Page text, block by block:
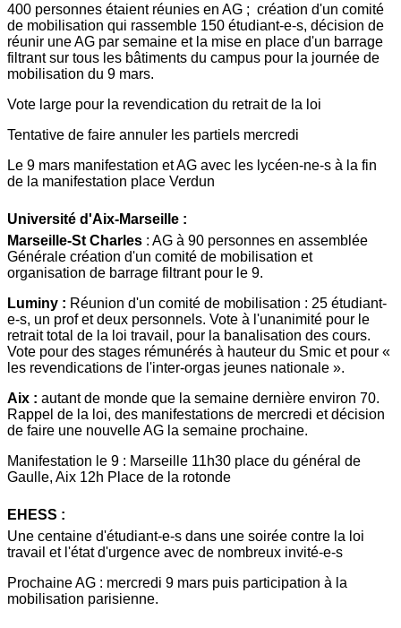
400 personnes étaient réunies en AG ; création d'un comité
de mobilisation qui rassemble 150 étudiant-e-s, décision de
réunir une AG par semaine et la mise en place d'un barrage
filtrant sur tous les bâtiments du campus pour la journée de
mobilisation du 9 mars.
Vote large pour la revendication du retrait de la loi
Tentative de faire annuler les partiels mercredi
Le 9 mars manifestation et AG avec les lycéen-ne-s à la fin
de la manifestation place Verdun
Université d'Aix-Marseille :
Marseille-St Charles : AG à 90 personnes en assemblée
Générale création d'un comité de mobilisation et
organisation de barrage filtrant pour le 9.
Luminy : Réunion d'un comité de mobilisation : 25 étudiant-
e-s, un prof et deux personnels. Vote à l'unanimité pour le
retrait total de la loi travail, pour la banalisation des cours.
Vote pour des stages rémunérés à hauteur du Smic et pour «
les revendications de l'inter-orgas jeunes nationale ».
Aix : autant de monde que la semaine dernière environ 70.
Rappel de la loi, des manifestations de mercredi et décision
de faire une nouvelle AG la semaine prochaine.
Manifestation le 9 : Marseille 11h30 place du général de
Gaulle, Aix 12h Place de la rotonde
EHESS :
Une centaine d'étudiant-e-s dans une soirée contre la loi
travail et l'état d'urgence avec de nombreux invité-e-s
Prochaine AG : mercredi 9 mars puis participation à la
mobilisation parisienne.